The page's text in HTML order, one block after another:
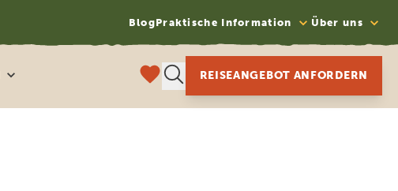
BlogPraktische Information Über uns
REISEANGEBOT ANFORDERN